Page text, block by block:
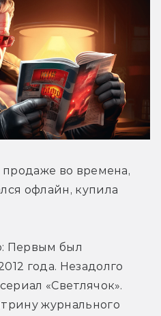
во времена,
офлайн, купила
Первым был
года. Незадолго
«Светлячок».
журнального